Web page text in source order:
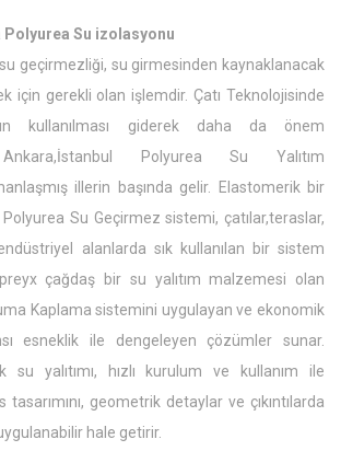
Polyurea Su izolasyonu
su geçirmezliği, su girmesinden kaynaklanacak
için gerekli olan işlemdir. Çatı Teknolojisinde
kullanılması giderek daha da önem
Ankara,İstanbul Polyurea Su Yalıtım
illerin başında gelir. Elastomerik bir
Su Geçirmez sistemi, çatılar,teraslar,
alanlarda sık kullanılan bir sistem
çağdaş bir su yalıtım malzemesi olan
Kaplama sistemini uygulayan ve ekonomik
esneklik ile dengeleyen çözümler sunar.
su yalıtımı, hızlı kurulum ve kullanım ile
geometrik detaylar ve çıkıntılarda
hale getirir.